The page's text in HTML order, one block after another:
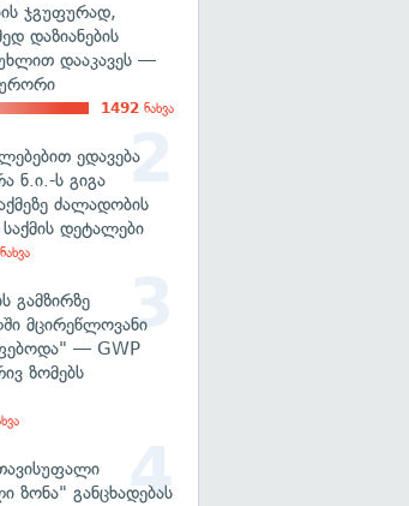
ჯგუფურად,
დაზიანების
დააკავეს —
1492 ნახვა
ედავება
ნ.ი.-ს გიგა
ძალადობის
დეტალები
ნახვა
გამზირზე
მცირეწლოვანი
— GWP
ზომებს
ზონა" განცხადებას